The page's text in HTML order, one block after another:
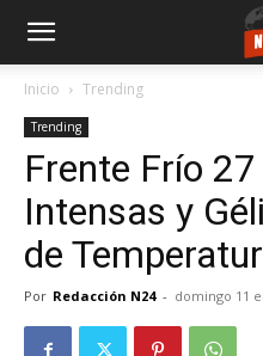
Inicio Trending
Trending
Frente Frío
Intensas y
de
Por Redacción N24 - domingo 11